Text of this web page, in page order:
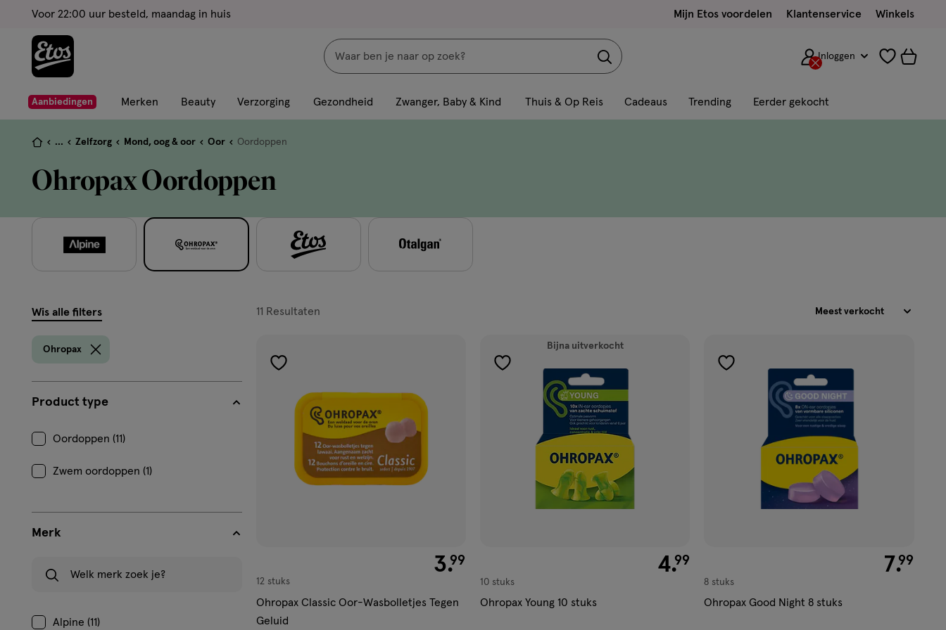
ga
de
hoofd
ga
naar
de
ga
naar
footer
Voor 22:00 uur besteld, maandag in huis Mijn Etos voordelen Klantenservice Winkels
Zoeken
met
dit
geavanceerde
zoekopties
Inloggen
Aanbiedingen Merken Beauty Verzorging Gezondheid Zwanger, Baby & Kind Thuis & Op Reis Cadeaus Trending Eerder gekocht
Je
hier:
... Zelfzorg Mond, oog & oor Oor Oordoppen
Ohropax Oordoppen
filters
Wis alle filters
Ohropax
Product type
Oordoppen (11)
Zwem oordoppen (1)
Merk
Alpine (11)
11 Resultaten
producten
toevoegen
verlanglijst
€ 3.99
3.99
12 stuks
Ohropax Classic Oor-Wasbolletjes Tegen
Geluid
Bijna uitverkocht
toevoegen
verlanglijst
€ 4.99
4.99
10 stuks
Ohropax Young 10 stuks
toevoegen
verlanglijst
€ 7.99
7.99
8 stuks
Ohropax Good Night 8 stuks